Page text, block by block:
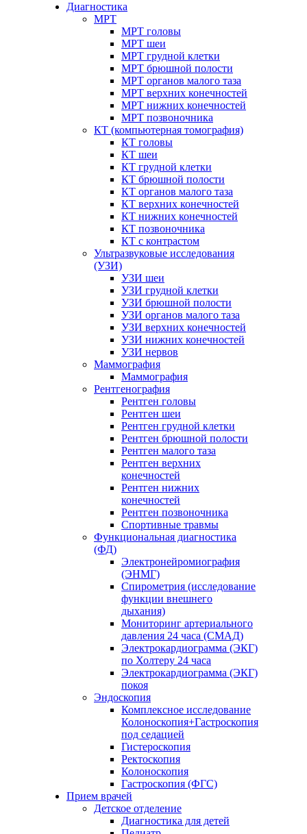
Диагностика
МРТ
МРТ головы
МРТ шеи
МРТ грудной клетки
МРТ брюшной полости
МРТ органов малого таза
МРТ верхних конечностей
МРТ нижних конечностей
МРТ позвоночника
КТ (компьютерная томография)
КТ головы
КТ шеи
КТ грудной клетки
КТ брюшной полости
КТ органов малого таза
КТ верхних конечностей
КТ нижних конечностей
КТ позвоночника
КТ с контрастом
Ультразвуковые исследования
(УЗИ)
УЗИ шеи
УЗИ грудной клетки
УЗИ брюшной полости
УЗИ органов малого таза
УЗИ верхних конечностей
УЗИ нижних конечностей
УЗИ нервов
Маммография
Маммография
Рентгенография
Рентген головы
Рентген шеи
Рентген грудной клетки
Рентген брюшной полости
Рентген малого таза
Рентген верхних
конечностей
Рентген нижних
конечностей
Рентген позвоночника
Спортивные травмы
Функциональная диагностика
(ФД)
Электронейромиография
(ЭНМГ)
Спирометрия (исследование
функции внешнего
дыхания)
Мониторинг артериального
давления 24 часа (СМАД)
Электрокардиограмма (ЭКГ)
по Холтеру 24 часа
Электрокардиограмма (ЭКГ)
покоя
Эндоскопия
Комплексное исследование
Колоноскопия+Гастроскопия
под седацией
Гистероскопия
Ректоскопия
Колоноскопия
Гастроскопия (ФГС)
Прием врачей
Детское отделение
Диагностика для детей